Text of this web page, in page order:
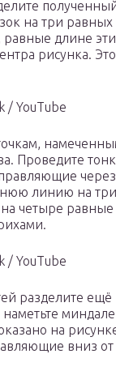
на три равных
длине
рисунка.
/ YouTube
Проведите
линию на три
четыре равные
/ YouTube
разделите
на
вниз от